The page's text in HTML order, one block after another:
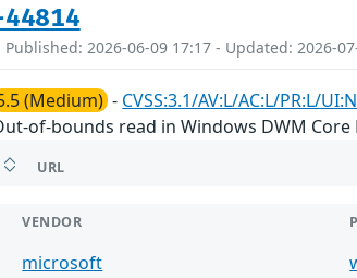
Published: 2026-06-09 17:17 - Updated: 2026-
(Medium) - CVSS:3.1/AV:L/AC:L/PR:L/
of-bounds read in Windows DWM
URL
VENDOR
microsoft